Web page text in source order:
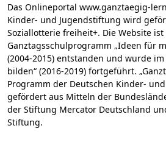
Das Onlineportal www.ganztaegig-
Kinder- und Jugendstiftung wird
Soziallotterie freiheit+. Die Website
Ganztagsschulprogramm „Ideen für
(2004-2015) entstanden und wurde
bilden“ (2016-2019) fortgeführt.
Programm der Deutschen Kinder-
gefördert aus Mitteln der
der Stiftung Mercator Deutschland
Stiftung.